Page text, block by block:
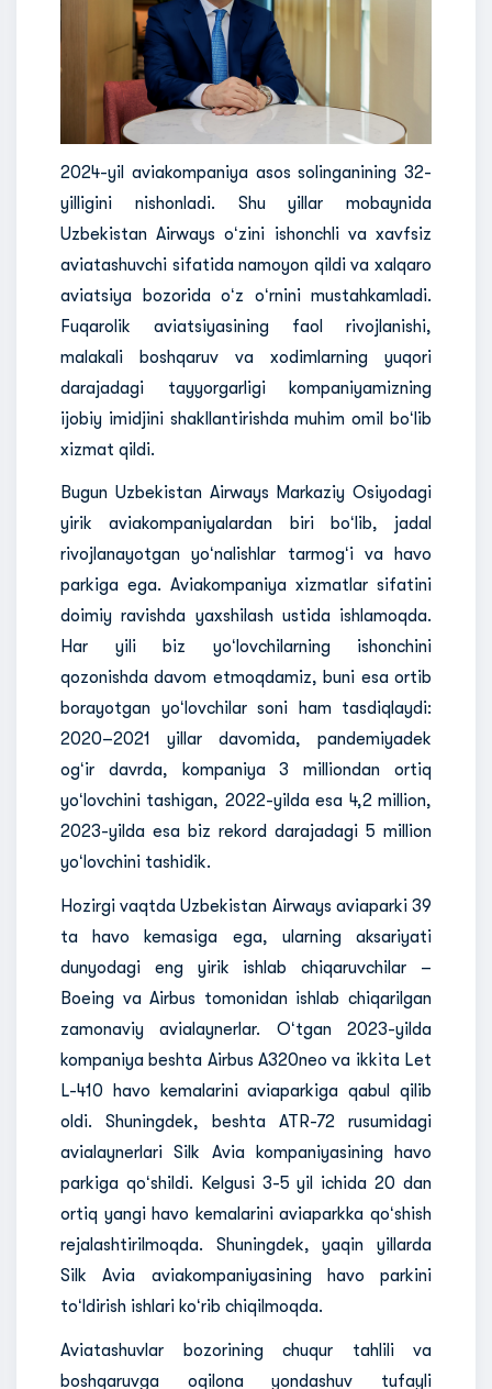
2024-yil aviakompaniya asos solinganining 32-
yilligini nishonladi. Shu yillar mobaynida
Uzbekistan Airways oʻzini ishonchli va xavfsiz
aviatashuvchi sifatida namoyon qildi va xalqaro
aviatsiya bozorida oʻz oʻrnini mustahkamladi.
Fuqarolik aviatsiyasining faol rivojlanishi,
malakali boshqaruv va xodimlarning yuqori
darajadagi tayyorgarligi kompaniyamizning
ijobiy imidjini shakllantirishda muhim omil boʻlib
xizmat qildi.
Bugun Uzbekistan Airways Markaziy Osiyodagi
yirik aviakompaniyalardan biri boʻlib, jadal
rivojlanayotgan yoʻnalishlar tarmogʻi va havo
parkiga ega. Aviakompaniya xizmatlar sifatini
doimiy ravishda yaxshilash ustida ishlamoqda.
Har yili biz yoʻlovchilarning ishonchini
qozonishda davom etmoqdamiz, buni esa ortib
borayotgan yoʻlovchilar soni ham tasdiqlaydi:
2020–2021 yillar davomida, pandemiyadek
ogʻir davrda, kompaniya 3 milliondan ortiq
yoʻlovchini tashigan, 2022-yilda esa 4,2 million,
2023-yilda esa biz rekord darajadagi 5 million
yoʻlovchini tashidik.
Hozirgi vaqtda Uzbekistan Airways aviaparki 39
ta havo kemasiga ega, ularning aksariyati
dunyodagi eng yirik ishlab chiqaruvchilar –
Boeing va Airbus tomonidan ishlab chiqarilgan
zamonaviy avialaynerlar. Oʻtgan 2023-yilda
kompaniya beshta Airbus A320neo va ikkita Let
L-410 havo kemalarini aviaparkiga qabul qilib
oldi. Shuningdek, beshta ATR-72 rusumidagi
avialaynerlari Silk Avia kompaniyasining havo
parkiga qoʻshildi. Kelgusi 3-5 yil ichida 20 dan
ortiq yangi havo kemalarini aviaparkka qoʻshish
rejalashtirilmoqda. Shuningdek, yaqin yillarda
Silk Avia aviakompaniyasining havo parkini
toʻldirish ishlari koʻrib chiqilmoqda.
Aviatashuvlar bozorining chuqur tahlili va
boshqaruvga oqilona yondashuv tufayli